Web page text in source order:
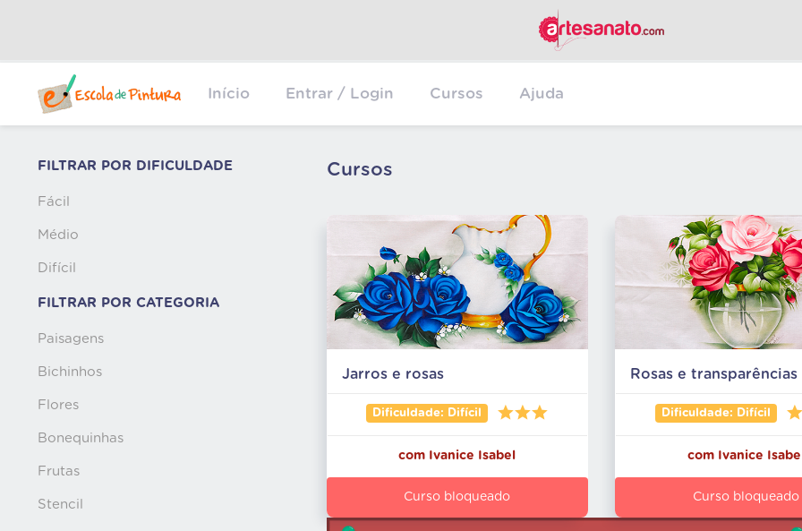
Início Entrar / Login Cursos Ajuda
FILTRAR POR DIFICULDADE
Fácil
Médio
Difícil
FILTRAR POR CATEGORIA
Paisagens
Bichinhos
Flores
Bonequinhas
Frutas
Stencil
Cursos
Jarros e rosas
Dificuldade: Difícil
com Ivanice Isabel
Curso bloqueado
Rosas e transparências
Dificuldade: Difícil
com Ivanice
Curso bloqueado